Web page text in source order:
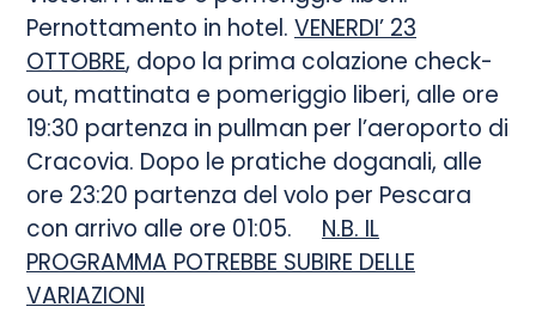
Pernottamento in hotel. VENERDI’ 23
OTTOBRE, dopo la prima colazione check-
out, mattinata e pomeriggio liberi, alle ore
19:30 partenza in pullman per l’aeroporto di
Cracovia. Dopo le pratiche doganali, alle
ore 23:20 partenza del volo per Pescara
con arrivo alle ore 01:05. N.B. IL
PROGRAMMA POTREBBE SUBIRE DELLE
VARIAZIONI